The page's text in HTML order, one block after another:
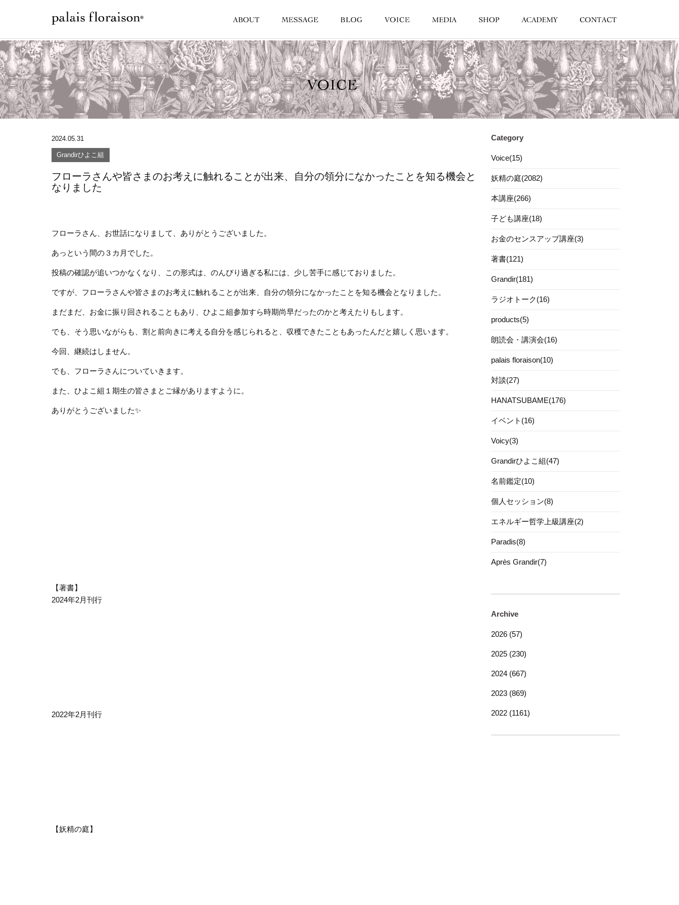
2024.05.31
Grandirひよこ組
フローラさんや皆さまのお考えに触れることが出来、自分の領分になかったことを知る機会と
なりました
フローラさん、お世話になりまして、ありがとうございました。
あっという間の３カ月でした。
投稿の確認が追いつかなくなり、この形式は、のんびり過ぎる私には、少し苦手に感じておりました。
ですが、フローラさんや皆さまのお考えに触れることが出来、自分の領分になかったことを知る機会となりました。
まだまだ、お金に振り回されることもあり、ひよこ組参加すら時期尚早だったのかと考えたりもします。
でも、そう思いながらも、割と前向きに考える自分を感じられると、収穫できたこともあったんだと嬉しく思います。
今回、継続はしません。
でも、フローラさんについていきます。
また、ひよこ組１期生の皆さまとご縁がありますように。
ありがとうございました✨
【著書】
2024年2月刊行
2022年2月刊行
【妖精の庭】
Category
Voice(15)
妖精の庭(2082)
本講座(266)
子ども講座(18)
お金のセンスアップ講座(3)
著書(121)
Grandir(181)
ラジオトーク(16)
products(5)
朗読会・講演会(16)
palais floraison(10)
対談(27)
HANATSUBAME(176)
イベント(16)
Voicy(3)
Grandirひよこ組(47)
名前鑑定(10)
個人セッション(8)
エネルギー哲学上級講座(2)
Paradis(8)
Après Grandir(7)
Archive
2026 (57)
2025 (230)
2024 (667)
2023 (869)
2022 (1161)